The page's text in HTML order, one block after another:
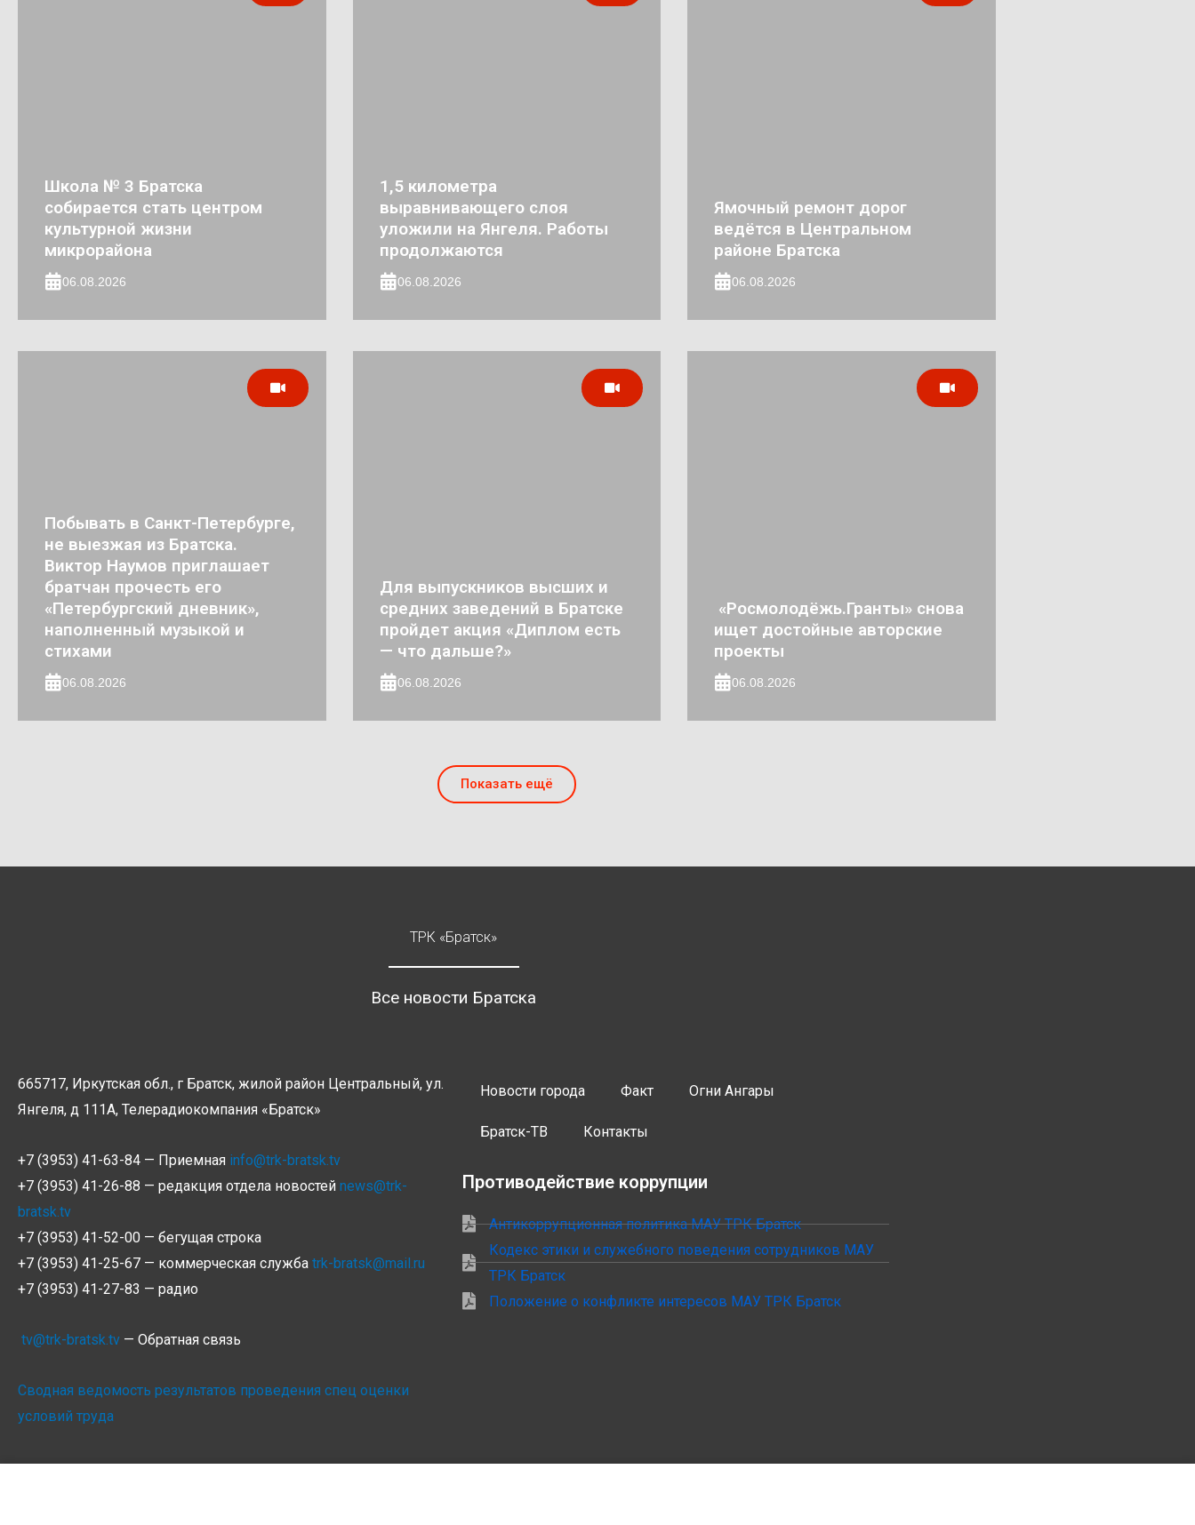
Школа № 3 Братска
собирается стать центром
культурной жизни
микрорайона
06.08.2026
1,5 километра
выравнивающего слоя
уложили на Янгеля. Работы
продолжаются
06.08.2026
Ямочный ремонт дорог
ведётся в Центральном
районе Братска
06.08.2026
Побывать в Санкт-Петербурге,
не выезжая из Братска.
Виктор Наумов приглашает
братчан прочесть его
«Петербургский дневник»,
наполненный музыкой и
стихами
06.08.2026
Для выпускников высших и
средних заведений в Братске
пройдет акция «Диплом есть
— что дальше?»
06.08.2026
«Росмолодёжь.Гранты» снова
ищет достойные авторские
проекты
06.08.2026
Показать ещё
ТРК «Братск»
Все новости Братска
665717, Иркутская обл., г Братск, жилой район Центральный, ул.
Янгеля, д 111А, Телерадиокомпания «Братск»
+7 (3953) 41-63-84 — Приемная info@trk-bratsk.tv
+7 (3953) 41-26-88 — редакция отдела новостей news@trk-
bratsk.tv
+7 (3953) 41-52-00 — бегущая строка
+7 (3953) 41-25-67 — коммерческая служба trk-bratsk@mail.ru
+7 (3953) 41-27-83 — радио
tv@trk-bratsk.tv — Обратная связь
Сводная ведомость результатов проведения спец оценки
условий труда
Новости города Факт Огни Ангары
Братск-ТВ Контакты
Противодействие коррупции
Антикоррупционная политика МАУ ТРК Братск
Кодекс этики и служебного поведения сотрудников МАУ
ТРК Братск
Положение о конфликте интересов МАУ ТРК Братск